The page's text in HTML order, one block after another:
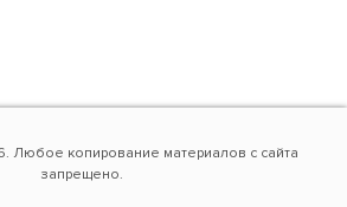
Любое копирование материалов с сайта
запрещено.